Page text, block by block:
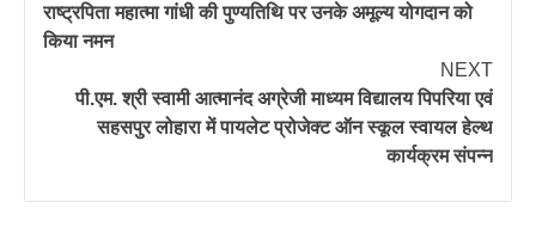
राष्ट्रपिता महात्मा गांधी की पुण्यतिथि पर उनके अमूल्य योगदान को
किया नमन
NEXT
पी.एम. श्री स्वामी आत्मानंद अग्रेजी माध्यम विद्यालय पिपरिया एवं
सहसपुर लोहारा में पायलेट प्रोजेक्ट ऑन स्कूल स्वायल हेल्थ
कार्यक्रम संपन्न